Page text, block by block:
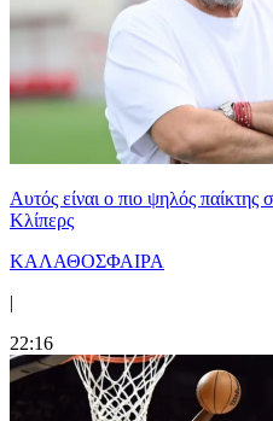
Αυτός είναι ο πιο ψηλός
Κλίπερς
ΚΑΛΑΘΟΣΦΑΙΡΑ
|
22:16